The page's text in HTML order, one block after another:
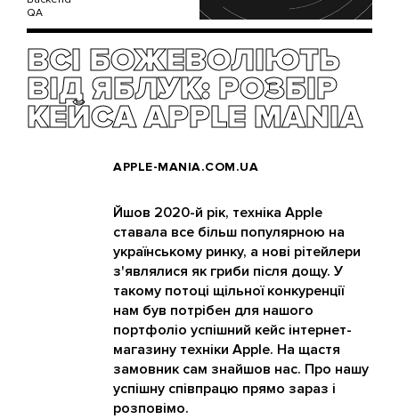
QA
ВСІ БОЖЕВОЛІЮТЬ
ВІД ЯБЛУК: РОЗБІР
КЕЙСА APPLE MANIA
APPLE-MANIA.COM.UA
Йшов 2020-й рік, техніка Apple
ставала все більш популярною на
українському ринку, а нові рітейлери
з'являлися як гриби після дощу. У
такому потоці щільної конкуренції
нам був потрібен для нашого
портфоліо успішний кейс інтернет-
магазину техніки Apple. На щастя
замовник сам знайшов нас. Про нашу
успішну співпрацю прямо зараз і
розповімо.